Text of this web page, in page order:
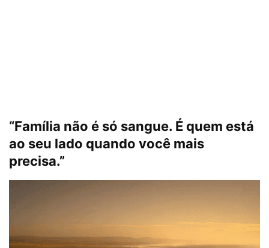
“Família não é só sangue. É quem está
ao seu lado quando você mais
precisa.”